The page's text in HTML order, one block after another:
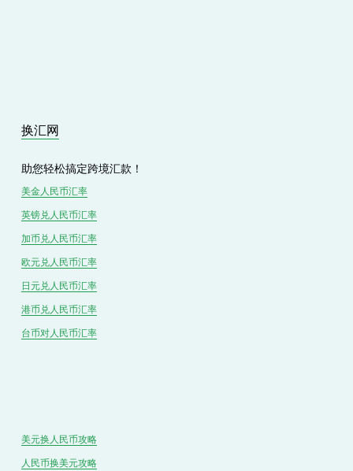
换汇网
助您轻松搞定跨境汇款！
美金人民币汇率
英镑兑人民币汇率
加币兑人民币汇率
欧元兑人民币汇率
日元兑人民币汇率
港币兑人民币汇率
台币对人民币汇率
美元换人民币攻略
人民币换美元攻略